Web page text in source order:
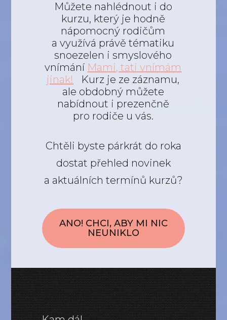
Můžete nahlédnout i do
kurzu, který je hodně
nápomocný rodičům
a využívá právě tématiku
snoezelen i smyslového
vnímání Mami, tati vnímám
jinak!
Kurz je ze záznamu,
ale obdobný můžete
nabídnout i prezenčně
pro rodiče u vás.
Chtěli byste párkrát do roka
dostat přehled novinek
a aktuálních termínů kurzů?
ANO! CHCI, ABY MI NIC
NEUNIKLO